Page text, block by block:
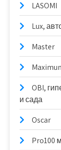
LASOMI
Lux,
Master
OBI,
и сада
Oscar
Pro100